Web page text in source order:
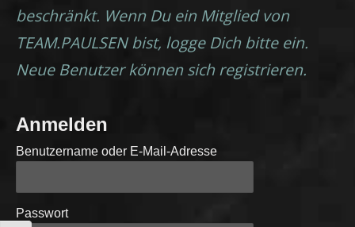
beschränkt. Wenn Du ein Mitglied von
TEAM.PAULSEN bist, logge Dich bitte ein.
Neue Benutzer können sich registrieren.
Anmelden
Benutzername oder E-Mail-Adresse
Passwort